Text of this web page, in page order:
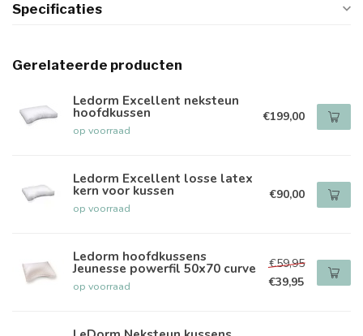
Specificaties
Gerelateerde producten
Ledorm Excellent neksteun
hoofdkussen
op voorraad
€199,00
Ledorm Excellent losse latex
kern voor kussen
op voorraad
€90,00
Ledorm hoofdkussens
Jeunesse powerfil 50x70 curve
op voorraad
€59,95
€39,95